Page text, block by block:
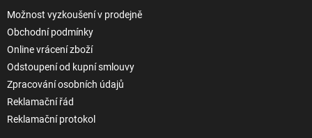
Možnost vyzkoušení v prodejně
Obchodní podmínky
Online vrácení zboží
Odstoupení od kupní smlouvy
Zpracování osobních údajů
Reklamační řád
Reklamační protokol